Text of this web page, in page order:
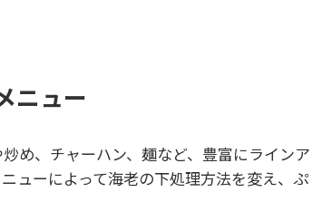
ニュー
め、チャーハン、麺など、豊富にラインア
ューによって海老の下処理方法を変え、ぷ